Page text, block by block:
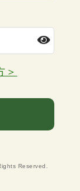
＞
Reserved.